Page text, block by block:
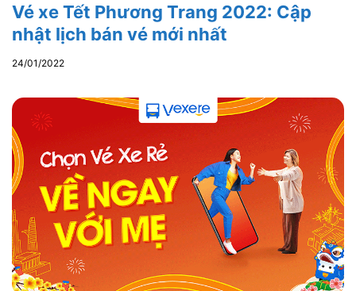
Vé xe Tết Phương Trang 2022: Cập
nhật lịch bán vé mới nhất
24/01/2022